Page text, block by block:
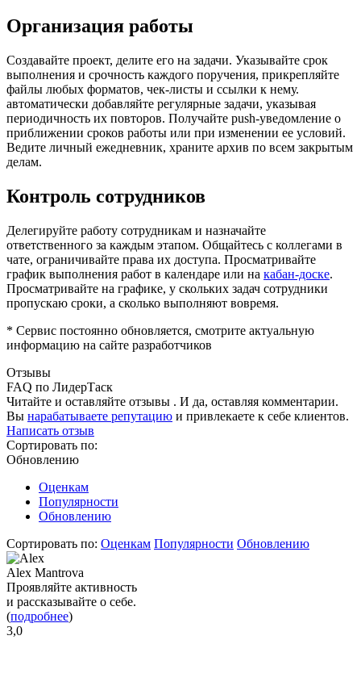
Организация работы
Создавайте проект, делите его на задачи. Указывайте срок
выполнения и срочность каждого поручения, прикрепляйте
файлы любых форматов, чек-листы и ссылки к нему.
автоматически добавляйте регулярные задачи, указывая
периодичность их повторов. Получайте push-уведомление о
приближении сроков работы или при изменении ее условий.
Ведите личный ежедневник, храните архив по всем закрытым
делам.
Контроль сотрудников
Делегируйте работу сотрудникам и назначайте
ответственного за каждым этапом. Общайтесь с коллегами в
чате, ограничивайте права их доступа. Просматривайте
график выполнения работ в календаре или на кабан-доске.
Просматривайте на графике, у скольких задач сотрудники
пропускаю сроки, а сколько выполняют вовремя.
* Сервис постоянно обновляется, смотрите актуальную
информацию на сайте разработчиков
Отзывы
FAQ по ЛидерТаск
Читайте и оставляйте отзывы . И да, оставляя комментарии.
Вы нарабатываете репутацию и привлекаете к себе клиентов.
Написать отзыв
Сортировать по:
Обновлению
Оценкам
Популярности
Обновлению
Сортировать по: Оценкам Популярности Обновлению
Alex Mantrova
Проявляйте активность
и рассказывайте о себе.
(подробнее)
3,0